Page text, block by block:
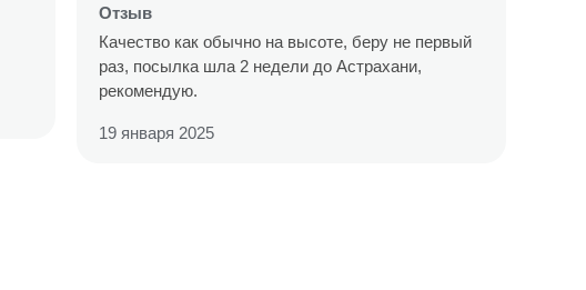
Отзыв
Качество как обычно на высоте, беру не первый
раз, посылка шла 2 недели до Астрахани,
рекомендую.
19 января 2025